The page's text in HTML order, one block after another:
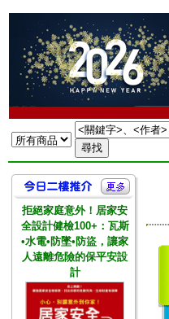
拒絕家庭意外！居家安
全設計健檢100+：瓦斯
•水電•防墜•防盜，讓家
人遠離危險的保平安設
計